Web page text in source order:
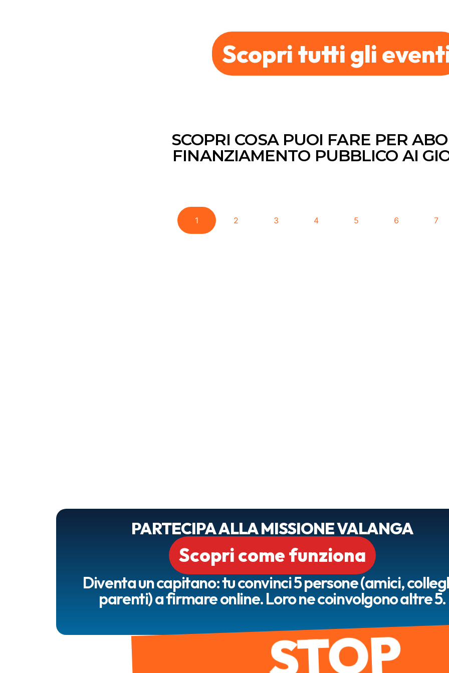
Scopri tutti gli
SCOPRI COSA PUOI FARE PER
FINANZIAMENTO PUBBLICO AI
1 2 3 4 5 6 7
PARTECIPA ALLA MISSIONE VALANGA
Scopri come funziona
Diventa un capitano: tu convinci 5 persone (amici,
parenti) a firmare online. Loro ne coinvolgono altre 5.
STOP